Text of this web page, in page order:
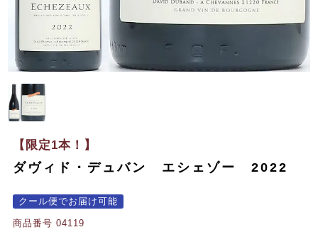
【限定1本！】
ダヴィド・デュバン エシェゾー 2022
クール便でお届け可能
商品番号 04119